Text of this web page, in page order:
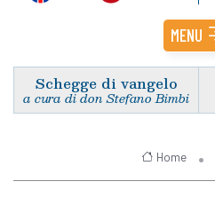
MENU
Schegge di vangelo
a cura di don Stefano Bimbi
Home